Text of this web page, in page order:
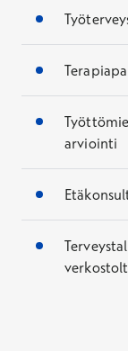
arviointi